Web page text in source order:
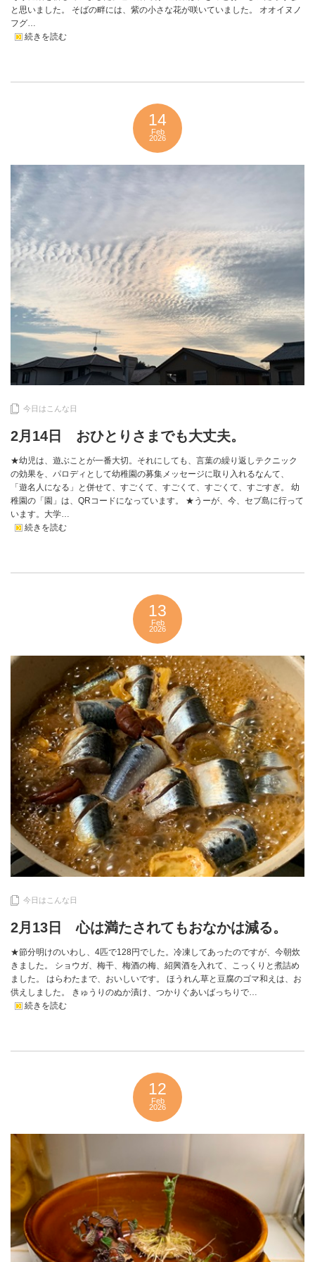
と思いました。 そばの畔には、紫の小さな花が咲いていました。 オオイヌノ
フグ…
続きを読む
14
Feb
2026
今日はこんな日
2月14日 おひとりさまでも大丈夫。
★幼児は、遊ぶことが一番大切。それにしても、言葉の繰り返しテクニック
の効果を、パロディとして幼稚園の募集メッセージに取り入れるなんて、
「遊名人になる」と併せて、すごくて、すごくて、すごくて、すごすぎ。 幼
稚園の「園」は、QRコードになっています。 ★うーが、今、セブ島に行って
います。大学…
続きを読む
13
Feb
2026
今日はこんな日
2月13日 心は満たされてもおなかは減る。
★節分明けのいわし、4匹で128円でした。冷凍してあったのですが、今朝炊
きました。 ショウガ、梅干、梅酒の梅、紹興酒を入れて、こっくりと煮詰め
ました。 はらわたまで、おいしいです。 ほうれん草と豆腐のゴマ和えは、お
供えしました。 きゅうりのぬか漬け、つかりぐあいばっちりで…
続きを読む
12
Feb
2026